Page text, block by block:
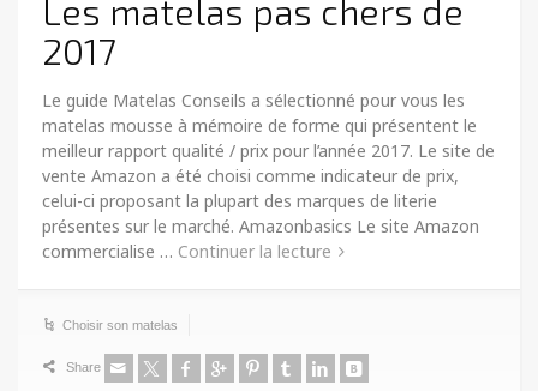
Les matelas pas chers de
2017
Le guide Matelas Conseils a sélectionné pour vous les
matelas mousse à mémoire de forme qui présentent le
meilleur rapport qualité / prix pour l’année 2017. Le site de
vente Amazon a été choisi comme indicateur de prix,
celui-ci proposant la plupart des marques de literie
présentes sur le marché. Amazonbasics Le site Amazon
commercialise … Continuer la lecture
Choisir son matelas
Share